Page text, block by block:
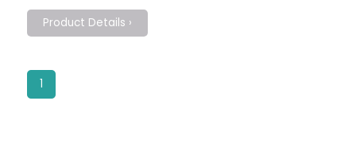
Product Details ›
1